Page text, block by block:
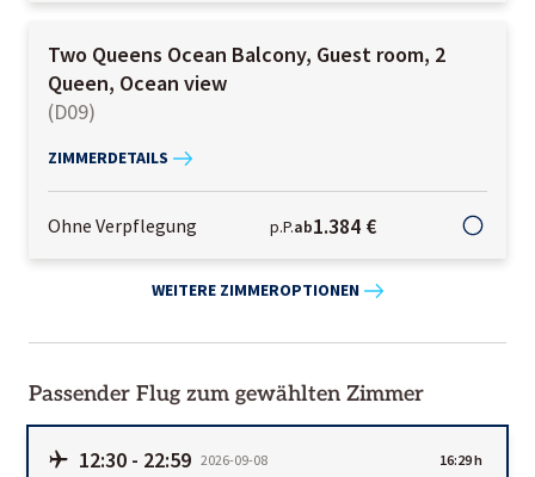
Two Queens Ocean Balcony, Guest room, 2
Queen, Ocean view
(D09)
ZIMMERDETAILS
Ohne Verpflegung p.P.ab1.384 €
WEITERE ZIMMEROPTIONEN
Passender Flug zum gewählten Zimmer
12:30 - 22:59 2026-09-08 16:29 h